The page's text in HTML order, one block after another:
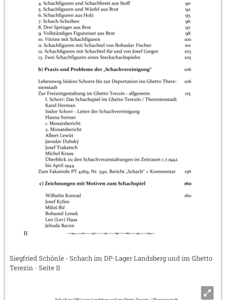
Siegfried Schönle - Schach im DP-Lager Landsberg und im Ghetto
Terezin - Seite II